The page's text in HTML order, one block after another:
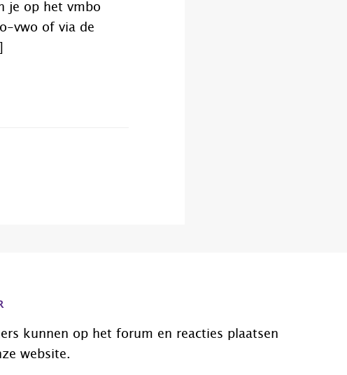
je op het vmbo
vwo of via de
kunnen op het forum en reacties plaatsen
website.